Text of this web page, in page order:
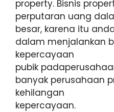
property. Bisnis
perputaran uang
besar, karena itu
dalam menjalankan
kepercayaan
pubik
banyak perusahaan
kehilangan
kepercayaan.